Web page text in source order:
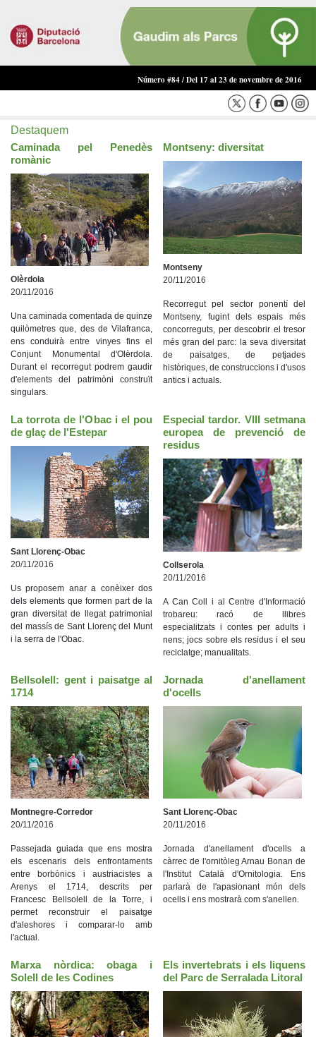
Número #84 / Del 17 al 23 de novembre de 2016
Destaquem
Caminada pel Penedès
romànic
Olèrdola
20/11/2016
Una caminada comentada de quinze
quilòmetres que, des de Vilafranca,
ens conduirà entre vinyes fins el
Conjunt Monumental d'Olèrdola.
Durant el recorregut podrem gaudir
d'elements del patrimòni construït
singulars.
Montseny: diversitat
Montseny
20/11/2016
Recorregut pel sector ponentí del
Montseny, fugint dels espais més
concorreguts, per descobrir el tresor
més gran del parc: la seva diversitat
de paisatges, de petjades
històriques, de construccions i d'usos
antics i actuals.
La torrota de l'Obac i el pou
de glaç de l'Estepar
Sant Llorenç-Obac
20/11/2016
Us proposem anar a conèixer dos
dels elements que formen part de la
gran diversitat de llegat patrimonial
del massís de Sant Llorenç del Munt
i la serra de l'Obac.
Especial tardor. VIII setmana
europea de prevenció de
residus
Collserola
20/11/2016
A Can Coll i al Centre d'Informació
trobareu: racó de llibres
especialitzats i contes per adults i
nens; jocs sobre els residus i el seu
reciclatge; manualitats.
Bellsolell: gent i paisatge al
1714
Montnegre-Corredor
20/11/2016
Passejada guiada que ens mostra
els escenaris dels enfrontaments
entre borbònics i austriacistes a
Arenys el 1714, descrits per
Francesc Bellsolell de la Torre, i
permet reconstruir el paisatge
d'aleshores i comparar-lo amb
l'actual.
Jornada d'anellament
d'ocells
Sant Llorenç-Obac
20/11/2016
Jornada d'anellament d'ocells a
càrrec de l'ornitòleg Arnau Bonan de
l'Institut Català d'Ornitologia. Ens
parlarà de l'apasionant món dels
ocells i ens mostrarà com s'anellen.
Marxa nòrdica: obaga i
Solell de les Codines
Els invertebrats i els liquens
del Parc de Serralada Litoral